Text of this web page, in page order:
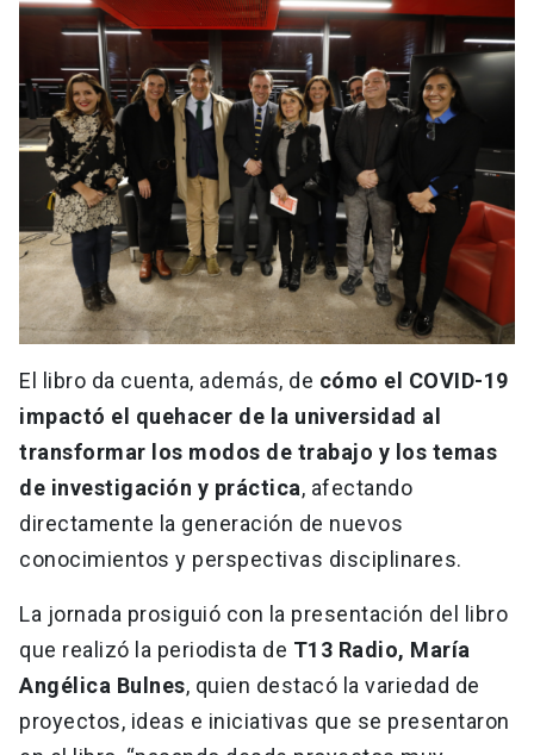
El libro da cuenta, además, de cómo el COVID-19
impactó el quehacer de la universidad al
transformar los modos de trabajo y los temas
de investigación y práctica, afectando
directamente la generación de nuevos
conocimientos y perspectivas disciplinares.
La jornada prosiguió con la presentación del libro
que realizó la periodista de T13 Radio, María
Angélica Bulnes, quien destacó la variedad de
proyectos, ideas e iniciativas que se presentaron